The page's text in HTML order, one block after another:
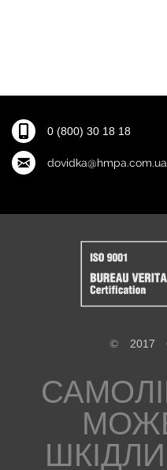
0 (800) 30 18 18
dovidka@hmpa.com.ua
© 2017